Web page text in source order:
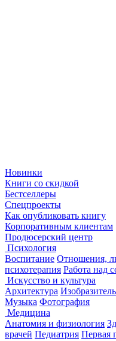
Новинки
Книги со скидкой
Бестселлеры
Спецпроекты
Как опубликовать книгу
Корпоративным клиентам
Продюсерский центр
Психология
Воспитание Отношения,
психотерапия Работа над
Искусство и культура
Архитектура
Музыка Фотография
Медицина
Анатомия и физиология
врачей Педиатрия Первая